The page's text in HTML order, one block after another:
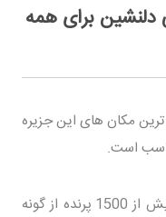
برای همه
ترین مکان های این جزیره
است.
این باغ سرسبز و خنک، محل زندگی بیش از 1500 پرنده از گونه